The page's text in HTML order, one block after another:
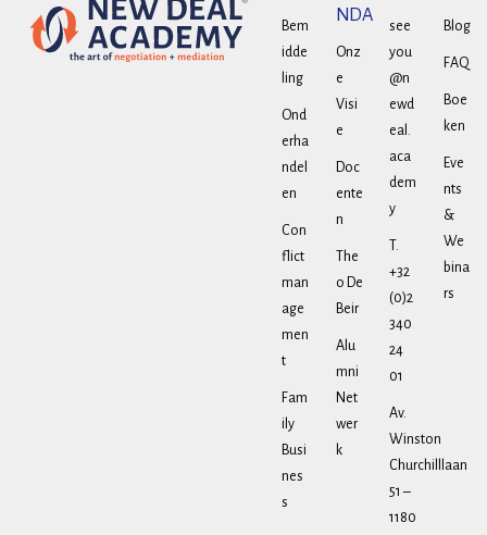
Bem
idde
ling
Ond
erha
ndel
en
Con
flict
man
age
men
t
Fam
ily
Busi
nes
s
NDA
Onz
e
Visi
e
Doc
ente
n
The
o De
Beir
Alu
mni
Net
wer
k
see
you
@n
ewd
eal.
aca
dem
y
T.
+32
(0)2
340
24
01
Av.
Winston
Churchilllaan
51 –
1180
Blog
FAQ
Boe
ken
Eve
nts
&
We
bina
rs